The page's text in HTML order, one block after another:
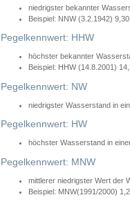
niedrigster bekannter
Beispiel: NNW (3.2.1942)
Pegelkennwert: HHW
höchster bekannter
Beispiel: HHW (14.8.2001)
Pegelkennwert: NW
niedrigster Wasserstand in
Pegelkennwert: HW
höchster Wasserstand in
Pegelkennwert: MNW
mittlerer niedrigster Wert der
Beispiel: MNW(1991/2000)